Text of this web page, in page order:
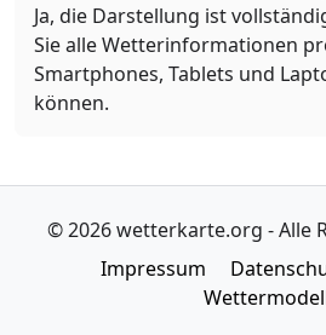
Ja, die Darstellung ist
Sie alle Wetterinformationen
Smartphones, Tablets und
können.
© 2026 wetterkarte.org - Alle
Impressum